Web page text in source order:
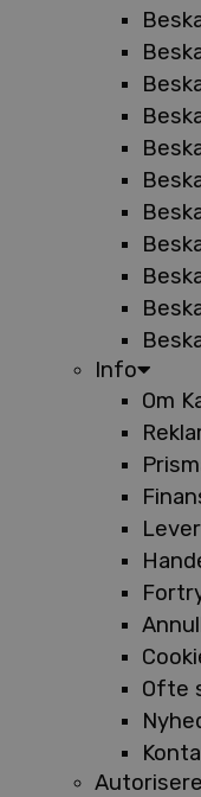
Info
Om
Ofte